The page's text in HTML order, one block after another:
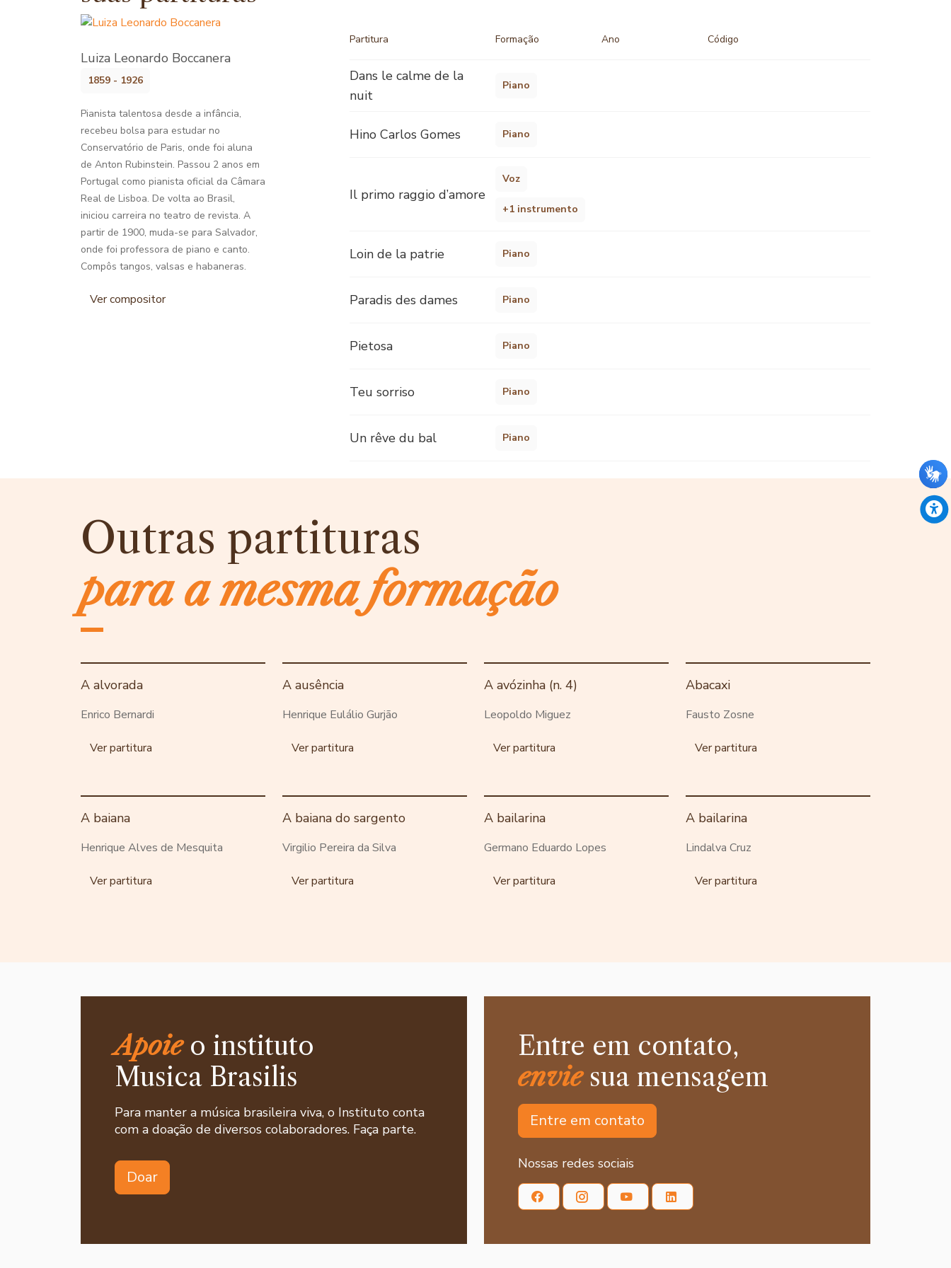
Luiza Leonardo Boccanera
1859 - 1926
Pianista talentosa desde a infância,
recebeu bolsa para estudar no
Conservatório de Paris, onde foi aluna
de Anton Rubinstein. Passou 2 anos em
Portugal como pianista oficial da Câmara
Real de Lisboa. De volta ao Brasil,
iniciou carreira no teatro de revista. A
partir de 1900, muda-se para Salvador,
onde foi professora de piano e canto.
Compôs tangos, valsas e habaneras.
Ver compositor
Partitura Formação Ano Código
Dans le calme de la
nuit
Piano
Hino Carlos Gomes Piano
Il primo raggio d’amore
Voz
+1 instrumento
Loin de la patrie Piano
Paradis des dames Piano
Pietosa Piano
Teu sorriso Piano
Un rêve du bal Piano
Outras partituras
para a mesma formação
A alvorada
Enrico Bernardi
Ver partitura
A ausência
Henrique Eulálio Gurjão
Ver partitura
A avózinha (n. 4)
Leopoldo Miguez
Ver partitura
Abacaxi
Fausto Zosne
Ver partitura
A baiana
Henrique Alves de Mesquita
Ver partitura
A baiana do sargento
Virgilio Pereira da Silva
Ver partitura
A bailarina
Germano Eduardo Lopes
Ver partitura
A bailarina
Lindalva Cruz
Ver partitura
Apoieo instituto
Musica Brasilis
Para manter a música brasileira viva, o Instituto conta
com a doação de diversos colaboradores. Faça parte.
Doar
Entre em contato,
enviesua mensagem
Entre em contato
Nossas redes sociais